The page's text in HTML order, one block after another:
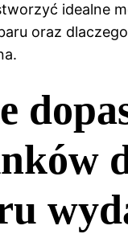
idealne
oraz